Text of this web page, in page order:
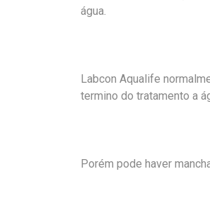
água.
Labcon Aqualife
termino do tratamento a
Porém pode haver